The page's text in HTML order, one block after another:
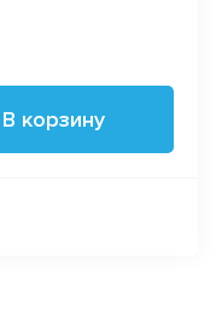
В корзину